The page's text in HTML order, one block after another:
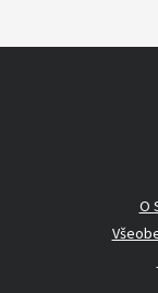
O